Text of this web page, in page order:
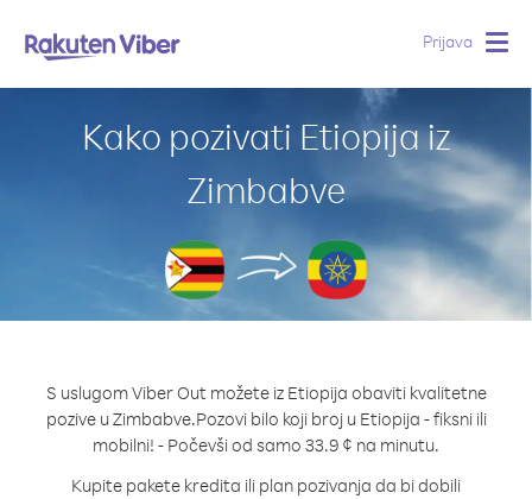
Prijava
Kako pozivati Etiopija iz
Zimbabve
S uslugom Viber Out možete iz Etiopija obaviti kvalitetne
pozive u Zimbabve.Pozovi bilo koji broj u Etiopija - fiksni ili
mobilni! - Počevši od samo 33.9 ¢ na minutu.
Kupite pakete kredita ili plan pozivanja da bi dobili